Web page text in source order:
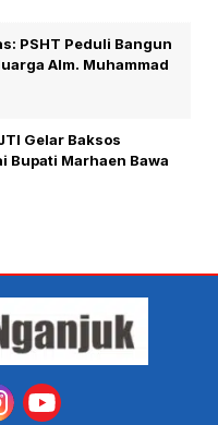
PSHT Peduli Bangun
Alm. Muhammad
Gelar Baksos
Bupati Marhaen Bawa